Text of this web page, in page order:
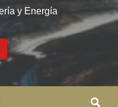
y Energía